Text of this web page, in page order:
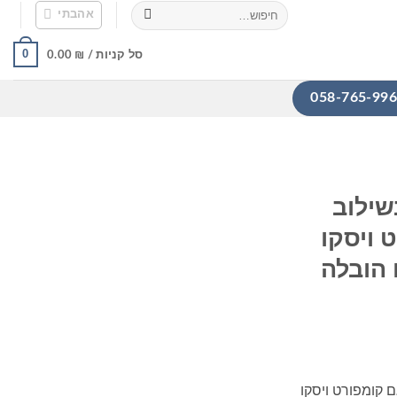
חיפוש
עבור:
אהבתי
סל קניות / 0.00 ₪
0
ויסקו
הובלה
קומפורט ויסקו